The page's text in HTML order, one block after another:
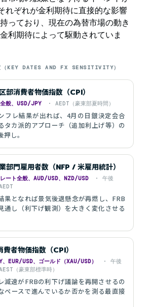
れぞれが金利期待に直接的な影響
っており、現在の為替市場の動き
利期待によって駆動されていま
（KEY DATES AND FX SENSITIVITY）
部消費者物価指数（CPI）
般、USD/JPY · AEDT（豪東部夏時間）
フレ結果が出れば、4月の日銀決定会合
タカ派的アプローチ（追加利上げ等）の
し。
部門雇用者数（NFP / 米雇用統計）
レート全般、AUD/USD、NZD/USD
· 午後
果となれば景気後退懸念が再燃し、FRB
通し（利下げ観測）を大きく変化させる
者物価指数（CPI）
EUR/USD、ゴールド（XAU/USD）
· 午後
（豪東部標準時）
減速がFRBの利下げ議論を再開させるの
ペースで進んでいるか否かを測る最直接